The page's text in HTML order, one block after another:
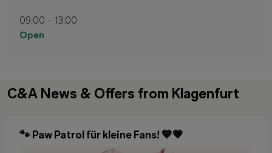
09:00 - 13:00
Open
C&A News & Offers from Klagenfurt
🐾 Paw Patrol für kleine Fans! 💙💗